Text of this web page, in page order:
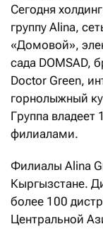
Сегодня
группу Alina,
«Домовой»,
сада DOMSAD,
Doctor Green,
горнолыжный
Группа
филиалами.
Филиалы Alina
Кыргызстане.
более 100
Центральной